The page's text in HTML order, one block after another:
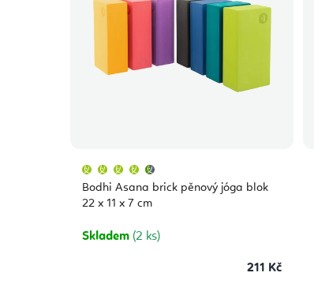
Bodhi Asana brick pěnový jóga blok
22 x 11 x 7 cm
produktu
je
hvězdiček.
Skladem (2 ks)
211 Kč